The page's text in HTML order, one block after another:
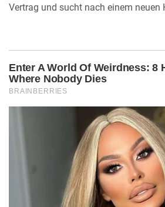
Vertrag und sucht nach einem neuen